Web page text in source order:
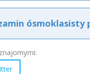
ósmoklasisty